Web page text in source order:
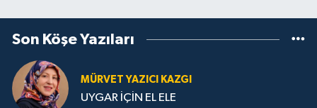
Son Köşe Yazıları
MÜRVET YAZICI KAZGI
UYGAR İÇİN EL ELE